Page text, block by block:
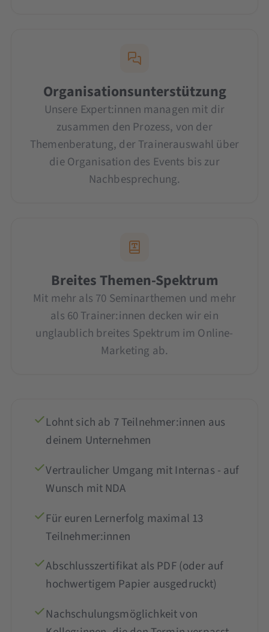
Organisationsunterstützung
Unsere Expert:innen managen mit dir
zusammen den Prozess, von der
Themenberatung, der Trainerauswahl über
die Organisation des Events bis zur
Nachbesprechung.
Breites Themen-Spektrum
Mit mehr als 70 Seminarthemen und mehr
als 60 Trainer:innen decken wir ein
unglaublich breites Spektrum im Online-
Marketing ab.
Lohnt sich ab 7 Teilnehmer:innen aus
deinem Unternehmen
Vertraulicher Umgang mit Internas - auf
Wunsch mit NDA
Für euren Lernerfolg maximal 13
Teilnehmer:innen
Abschlusszertifikat als PDF (oder auf
hochwertigem Papier ausgedruckt)
Nachschulungsmöglichkeit von